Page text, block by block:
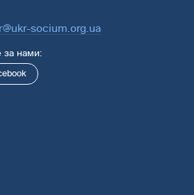
socium.org.ua
за нами: